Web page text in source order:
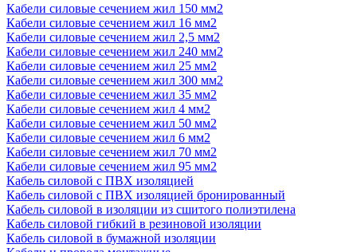
Кабели силовые сечением жил 150 мм2
Кабели силовые сечением жил 16 мм2
Кабели силовые сечением жил 2,5 мм2
Кабели силовые сечением жил 240 мм2
Кабели силовые сечением жил 25 мм2
Кабели силовые сечением жил 300 мм2
Кабели силовые сечением жил 35 мм2
Кабели силовые сечением жил 4 мм2
Кабели силовые сечением жил 50 мм2
Кабели силовые сечением жил 6 мм2
Кабели силовые сечением жил 70 мм2
Кабели силовые сечением жил 95 мм2
Кабель силовой с ПВХ изоляцией
Кабель силовой с ПВХ изоляцией бронированный
Кабель силовой в изоляции из сшитого полиэтилена
Кабель силовой гибкий в резиновой изоляции
Кабель силовой в бумажной изоляции